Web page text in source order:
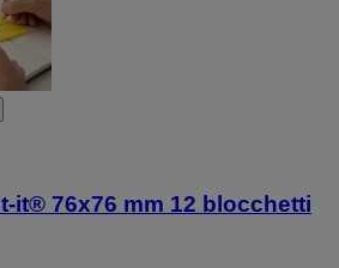
it® 76x76 mm 12 blocchetti